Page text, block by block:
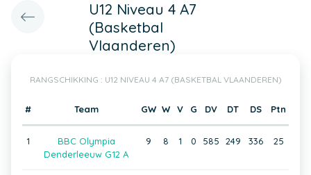
U12 Niveau 4 A7
(Basketbal
Vlaanderen)
RANGSCHIKKING : U12 NIVEAU 4 A7 (BASKETBAL VLAANDEREN)
# Team GW W V G DV DT DS Ptn
1
BBC Olympia
Denderleeuw G12 A
9 8 1 0 585 249 336 25